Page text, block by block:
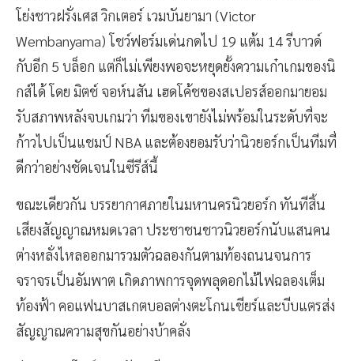
โย่งชาวฝรั่งเศส วิกเตอร์ เวมบันยามา (Victor
Wembanyama) โชว์ฟอร์มเด่นกดไป 19 แต้ม 14 รีบาวด์
กับอีก 5 บล็อก แต่ก็ไม่เพียงพอจะหยุดยั้งความเก๋าเกมของนิ
กส์ได้ โดย มิตช์ จอห์นสัน เฮดโค้ชของสเปอรส์ออกมายอม
รับสภาพหลังจบเกมว่า ทีมของเขายังไม่พร้อมในระดับที่จะ
ก้าวไปเป็นแชมป์ NBA และต้องยอมรับว่านิวยอร์กเป็นทีมที่
ดีกว่าอย่างชัดเจนในซีรีส์นี้
ขณะเดียวกัน บรรยากาศภายในมหานครนิวยอร์ก ทันทีสิ้น
เสียงสัญญาณหมดเวลา ประชาชนชาวนิวยอร์กนับแสนคน
ต่างหลั่งไหลออกมารวมตัวฉลองกันตามท้องถนนจนการ
จราจรเป็นอัมพาต เกิดภาพการจุดพลุดอกไม้ไฟฉลองเต็ม
ท้องฟ้า คอแฟนบาสเกตบอลต่างตะโกนเชียร์และบีบแตรส่ง
สัญญาณความสุขกันอย่างบ้าคลั่ง